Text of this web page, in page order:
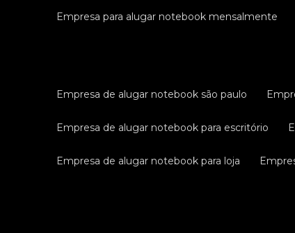
empresa para alugar notebook mensalmente
empresa de alugar notebook são paulo
empresa de alugar notebook para escritório
empresa de alugar notebook para loja